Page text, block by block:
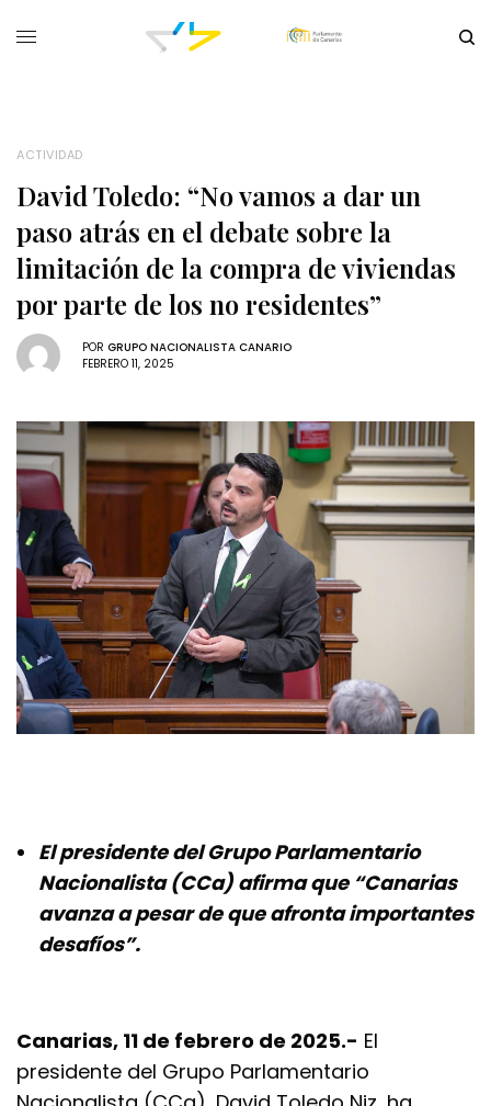
ACTIVIDAD
David Toledo: “No vamos a dar un
paso atrás en el debate sobre la
limitación de la compra de viviendas
por parte de los no residentes”
POR GRUPO NACIONALISTA CANARIO
FEBRERO 11, 2025
El presidente del Grupo Parlamentario
Nacionalista (CCa) afirma que “Canarias
avanza a pesar de que afronta importantes
desafíos”.
Canarias, 11 de febrero de 2025.- El
presidente del Grupo Parlamentario